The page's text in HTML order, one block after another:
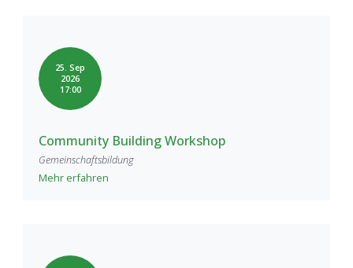
25. Sep
2026
17:00
Community Building Workshop
Gemeinschaftsbildung
Mehr erfahren